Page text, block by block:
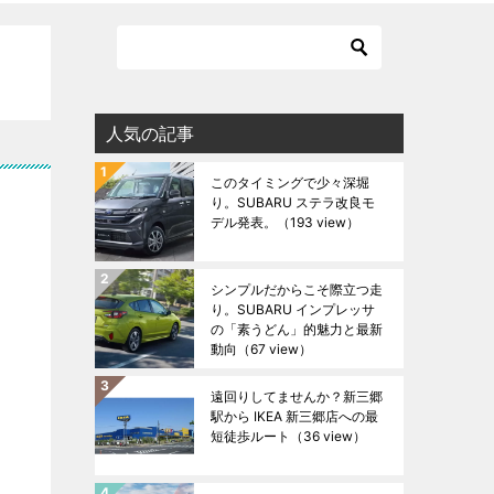
人気の記事
このタイミングで少々深堀
り。SUBARU ステラ改良モ
デル発表。
（193 view）
シンプルだからこそ際立つ走
り。SUBARU インプレッサ
の「素うどん」的魅力と最新
動向 （67 view）
遠回りしてませんか？新三郷
駅から IKEA 新三郷店への最
短徒歩ルート
（36 view）